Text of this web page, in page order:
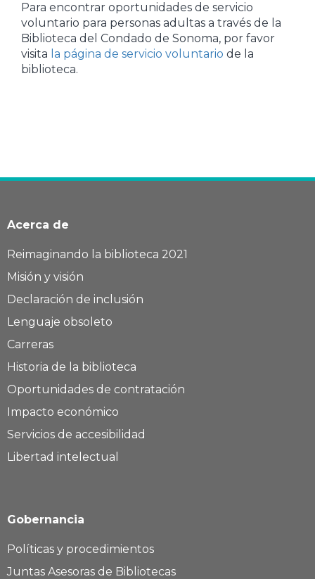
Para encontrar oportunidades de servicio
voluntario para personas adultas a través de la
Biblioteca del Condado de Sonoma, por favor
visita la página de servicio voluntario de la
biblioteca.
Acerca de
Reimaginando la biblioteca 2021
Misión y visión
Declaración de inclusión
Lenguaje obsoleto
Carreras
Historia de la biblioteca
Oportunidades de contratación
Impacto económico
Servicios de accesibilidad
Libertad intelectual
Gobernancia
Políticas y procedimientos
Juntas Asesoras de Bibliotecas